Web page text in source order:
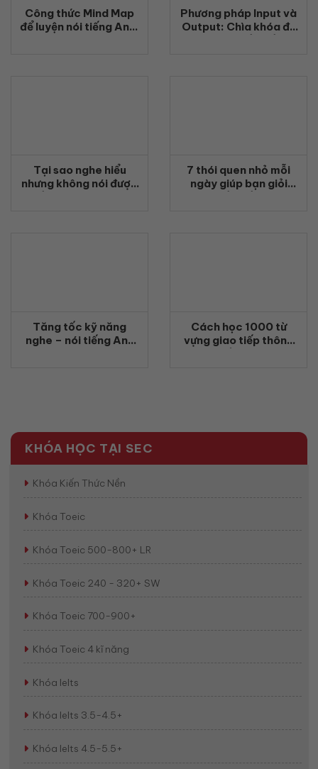
Công thức Mind Map
để luyện nói tiếng Anh:
Phương pháp Input và
Output: Chìa khóa để
Tại sao nghe hiểu
nhưng không nói được
7 thói quen nhỏ mỗi
ngày giúp bạn giỏi
Tăng tốc kỹ năng
nghe – nói tiếng Anh
Cách học 1000 từ
vựng giao tiếp thông
KHÓA HỌC TẠI SEC
Khóa Kiến Thức Nền
Khóa Toeic
Khóa Toeic 500-800+ LR
Khóa Toeic 240 - 320+ SW
Khóa Toeic 700-900+
Khóa Toeic 4 kĩ năng
Khóa Ielts
Khóa Ielts 3.5-4.5+
Khóa Ielts 4.5-5.5+